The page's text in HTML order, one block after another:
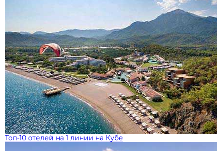
Топ-10 отелей на 1 линии на Кубе